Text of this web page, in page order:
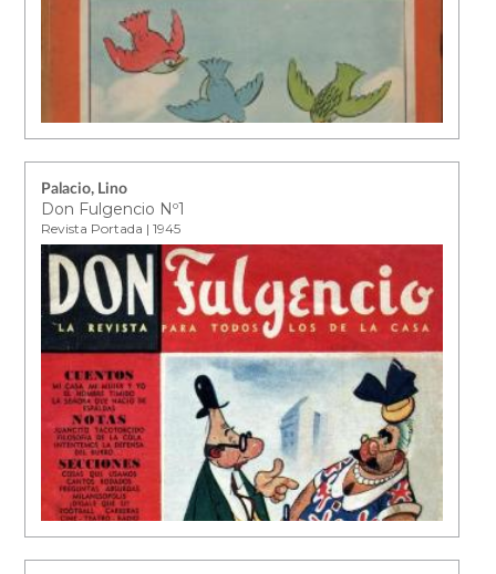
Palacio, Lino
Don Fulgencio Nº1
Revista Portada | 1945